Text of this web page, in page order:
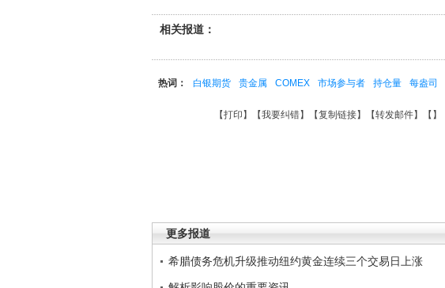
相关报道：
热词： 白银期货 贵金属 COMEX 市场参与者 持仓量 每盎司
【打印 】【我要纠错】【复制链接】【转发邮件】【 】
更多报道
希腊债务危机升级推动纽约黄金连续三个交易日上涨